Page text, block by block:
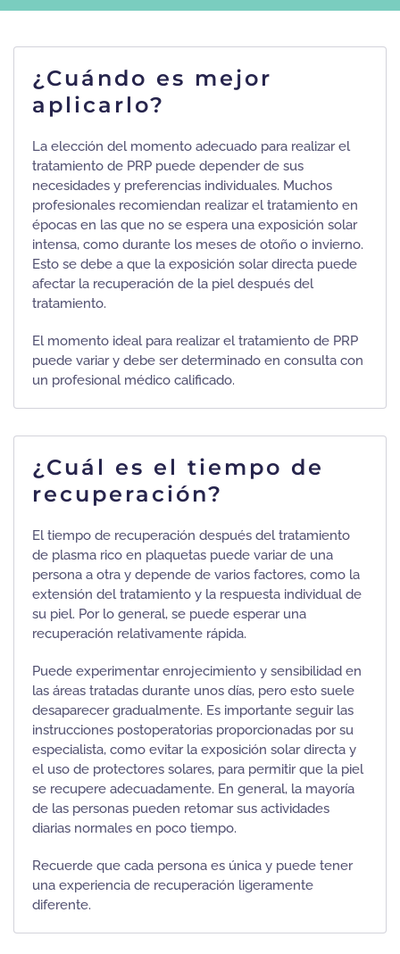
¿Cuándo es mejor
aplicarlo?
La elección del momento adecuado para realizar el
tratamiento de PRP puede depender de sus
necesidades y preferencias individuales. Muchos
profesionales recomiendan realizar el tratamiento en
épocas en las que no se espera una exposición solar
intensa, como durante los meses de otoño o invierno.
Esto se debe a que la exposición solar directa puede
afectar la recuperación de la piel después del
tratamiento.
El momento ideal para realizar el tratamiento de PRP
puede variar y debe ser determinado en consulta con
un profesional médico calificado.
¿Cuál es el tiempo de
recuperación?
El tiempo de recuperación después del tratamiento
de plasma rico en plaquetas puede variar de una
persona a otra y depende de varios factores, como la
extensión del tratamiento y la respuesta individual de
su piel. Por lo general, se puede esperar una
recuperación relativamente rápida.
Puede experimentar enrojecimiento y sensibilidad en
las áreas tratadas durante unos días, pero esto suele
desaparecer gradualmente. Es importante seguir las
instrucciones postoperatorias proporcionadas por su
especialista, como evitar la exposición solar directa y
el uso de protectores solares, para permitir que la piel
se recupere adecuadamente. En general, la mayoría
de las personas pueden retomar sus actividades
diarias normales en poco tiempo.
Recuerde que cada persona es única y puede tener
una experiencia de recuperación ligeramente
diferente.